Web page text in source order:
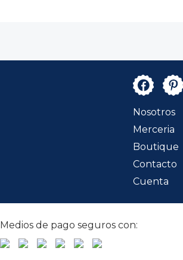
Nosotros
Merceria
Boutique
Contacto
Cuenta
Medios de pago seguros con: